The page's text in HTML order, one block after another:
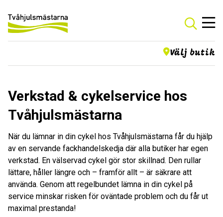
Välj butik
Verkstad & cykelservice hos
Tvåhjulsmästarna
När du lämnar in din cykel hos Tvåhjulsmästarna får du hjälp
av en servande fackhandelskedja där alla butiker har egen
verkstad. En välservad cykel gör stor skillnad. Den rullar
lättare, håller längre och – framför allt – är säkrare att
använda. Genom att regelbundet lämna in din cykel på
service minskar risken för oväntade problem och du får ut
maximal prestanda!